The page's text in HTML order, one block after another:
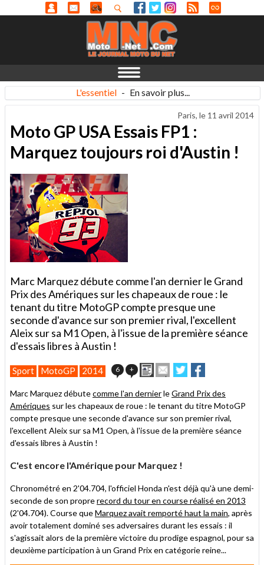
L'essentiel - En savoir plus...
Paris, le 11 avril 2014
Moto GP USA Essais FP1 :
Marquez toujours roi d'Austin !
Marc Marquez débute comme l'an dernier le Grand
Prix des Amériques sur les chapeaux de roue : le
tenant du titre MotoGP compte presque une
seconde d'avance sur son premier rival, l'excellent
Aleix sur sa M1 Open, à l'issue de la première séance
d'essais libres à Austin !
Sport MotoGP 2014 6 + ImprimerEnvoyer
cet
à
un
ami
Partager
sur
sur
Marc Marquez débutecomme l'an dernierleGrand Prix des
Amériques sur les chapeaux de roue : le tenant du titre MotoGP
compte presque une seconde d'avance sur son premier rival,
l'excellent Aleix sur sa M1 Open, à l'issue de la première séance
d'essais libres à Austin !
C'est encore l'Amérique pour Marquez !
Chronométré en 2'04.704, l'officiel Honda n'est déjà qu'à une demi-
seconde de son proprerecord du tour en course réalisé en 2013
(2'04.704). Course queMarquez avait remporté haut la main, après
avoir totalement dominé ses adversaires durant les essais : il
s'agissait alors de la première victoire du prodige espagnol, pour sa
deuxième participation à un Grand Prix en catégorie reine...